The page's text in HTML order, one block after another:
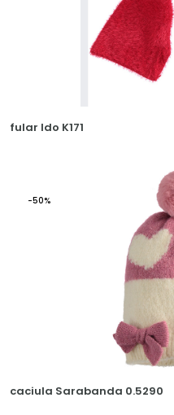
fular Ido K171
-50%
caciula Sarabanda 0.5290